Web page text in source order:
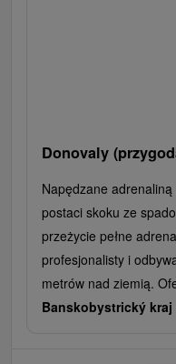
Donovaly
Napędzane
postaci skoku ze
przeżycie pełne
profesjonalisty i
metrów nad ziemią.
Banskobystrický kraj